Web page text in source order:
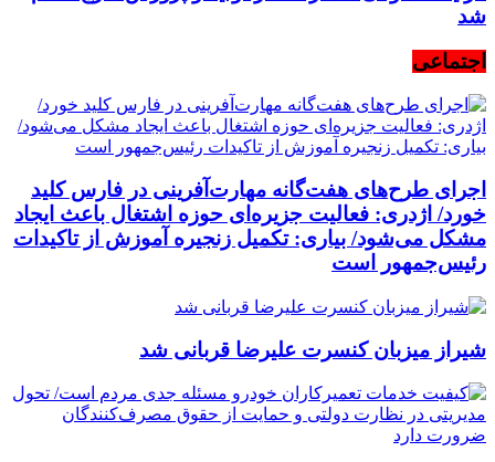
شد
اجتماعی
اجرای طرح‌های هفت‌گانه مهارت‌آفرینی در فارس کلید
خورد/ اژدری: فعالیت جزیره‌‌ای حوزه اشتغال باعث ایجاد
مشکل می‌شود/ بیاری: تکمیل زنجیره آموزش از تاکیدات
رئیس‌جمهور است
شیراز میزبان کنسرت علیرضا قربانی شد